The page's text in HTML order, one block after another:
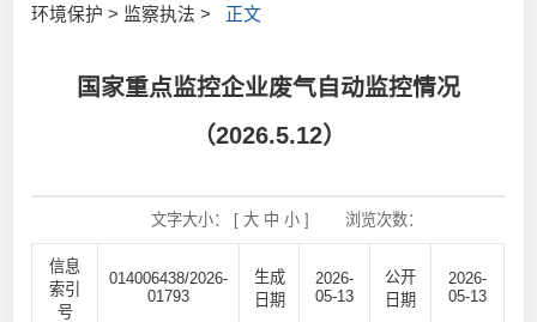
环境保护 > 监察执法 >
正文
国家重点监控企业废气自动监控情况
（2026.5.12）
文字大小： [ 大 中 小] 浏览次数：
信息
索引
号
014006438/2026-
01793
生成
日期
2026-
05-13
公开
日期
2026-
05-13